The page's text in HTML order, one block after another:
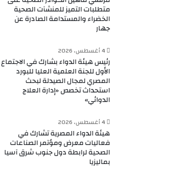
متطلبات التميز للمنشآت الصحية
الخضراء والمستدامة الصادرة عن
جهار
4 أغسطس، 2026
رئيس هيئة الدواء بشارك في الاجتماع
الأول للجنة العلمية العليا للبورد
المصري لمجال الصيدلة لبحث
استحداث تخصص «إدارة العلاج
الدوائي»
4 أغسطس، 2026
هيئة الدواء المصرية تشارك في
فعاليات معرض ومؤتمر الصناعات
الصحية لرابطة دول جنوب شرق آسيا
بماليزيا